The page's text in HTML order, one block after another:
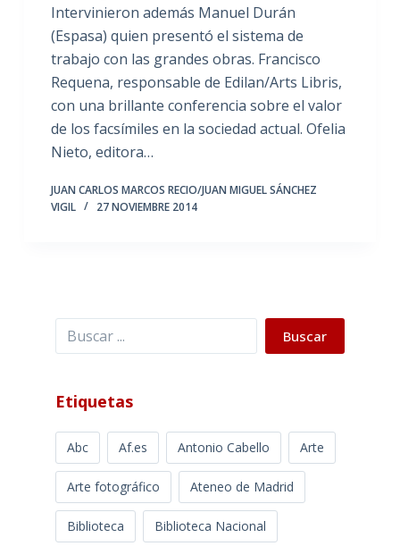
Intervinieron además Manuel Durán
(Espasa) quien presentó el sistema de
trabajo con las grandes obras. Francisco
Requena, responsable de Edilan/Arts Libris,
con una brillante conferencia sobre el valor
de los facsímiles en la sociedad actual. Ofelia
Nieto, editora…
JUAN CARLOS MARCOS RECIO/JUAN MIGUEL SÁNCHEZ
VIGIL
27 NOVIEMBRE 2014
Buscar Buscar
Etiquetas
Abc Af.es Antonio Cabello Arte
Arte fotográfico Ateneo de Madrid
Biblioteca
Biblioteca Nacional